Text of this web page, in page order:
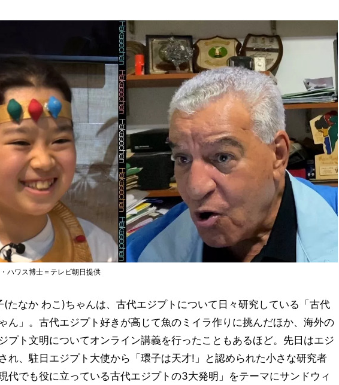
ハワス博士＝テレビ朝日提供
たなか わこ)ちゃんは、古代エジプトについて日々研究している「古代
ん」。古代エジプト好きが高じて魚のミイラ作りに挑んだほか、海外の
プト文明についてオンライン講義を行ったこともあるほど。先日はエジ
れ、駐日エジプト大使から「環子は天才!」と認められた小さな研究者
代でも役に立っている古代エジプトの3大発明」をテーマにサンドウィ